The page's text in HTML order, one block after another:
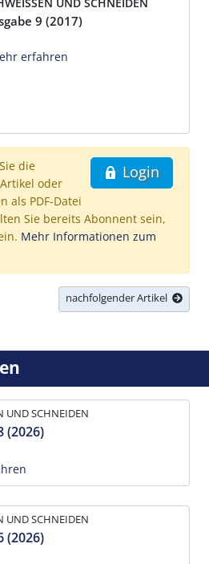
9 (2017)
erfahren
Login
die
oder
als PDF-Datei
Sie bereits Abonnent sein,
Mehr Informationen zum
nachfolgender Artikel
UND SCHNEIDEN
(2026)
UND SCHNEIDEN
(2026)